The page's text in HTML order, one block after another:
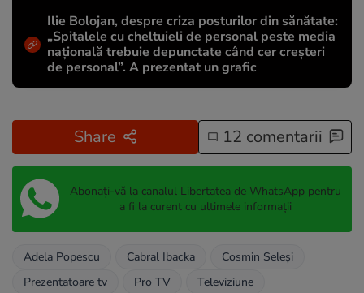
Ilie Bolojan, despre criza posturilor din sănătate:
„Spitalele cu cheltuieli de personal peste media
națională trebuie depunctate când cer creșteri
de personal”. A prezentat un grafic
Share 12 comentarii
Abonați-vă la canalul Libertatea de WhatsApp pentru
a fi la curent cu ultimele informații
Adela Popescu Cabral Ibacka
Cosmin Seleşi
Prezentatoare tv
Pro TV Televiziune